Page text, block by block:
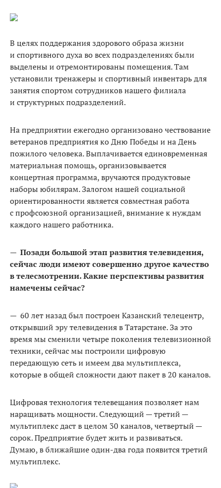
В целях поддержания здорового образа жизни
и спортивного духа во всех подразделениях были
выделены и отремонтированы помещения. Там
установили тренажеры и спортивный инвентарь для
занятия спортом сотрудников нашего филиала
и структурных подразделений.
На предприятии ежегодно организовано чествование
ветеранов предприятия ко Дню Победы и на День
пожилого человека. Выплачивается единовременная
материальная помощь, организовывается
концертная программа, вручаются продуктовые
наборы юбилярам. Залогом нашей социальной
ориентированности является совместная работа
с профсоюзной организацией, внимание к нуждам
каждого нашего работника.
— Позади большой этап развития телевидения,
сейчас люди имеют совершенно другое качество
в телесмотрении. Какие перспективы развития
намечены сейчас?
— 60 лет назад был построен Казанский телецентр,
открывший эру телевидения в Татарстане. За это
время мы сменили четыре поколения телевизионной
техники, сейчас мы построили цифровую
передающую сеть и имеем два мультиплекса,
которые в общей сложности дают пакет в 20 каналов.
Цифровая технология телевещания позволяет нам
наращивать мощности. Следующий — третий —
мультиплекс даст в целом 30 каналов, четвертый —
сорок. Предприятие будет жить и развиваться.
Думаю, в ближайшие один-два года появится третий
мультиплекс.